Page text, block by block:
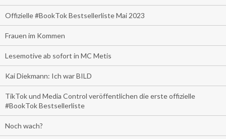
Offizielle #BookTok Bestsellerliste Mai 2023
Frauen im Kommen
Lesemotive ab sofort in MC Metis
Kai Diekmann: Ich war BILD
TikTok und Media Control veröffentlichen die erste offizielle
#BookTok Bestsellerliste
Noch wach?